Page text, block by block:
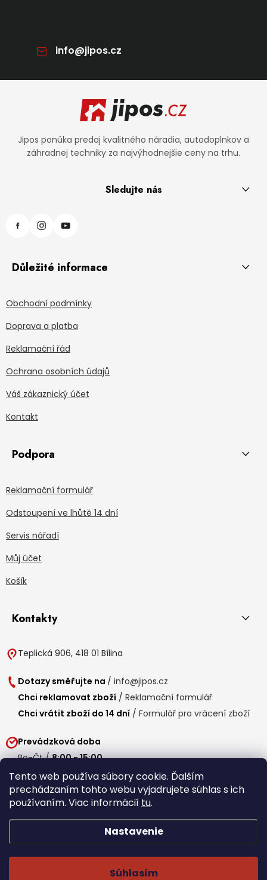
Tento web používa súbory cookie. Ďalším
prechádzaním tohto webu vyjadrujete súhlas s ich
používaním. Viac informácií tu.
Nastavenie
Súhlasím
info@jipos.cz
Jipos ponúka predaj kvalitného náradia, autodoplnkov a
záhradnej techniky za najvýhodnejšie ceny na trhu.
Sledujte nás
Důležité informace
Obchodní podmínky
Doprava a platba
Reklamační řád
Ochrana osobních údajů
Váš zákaznický účet
Kontakt
Podpora
Reklamační formulář
Odstoupení ve lhůtě 14 dní
Servis nářadí
Můj účet
Košík
Kontakty
Teplická 906, 418 01 Bílina
Dotazy směřujte na / info@jipos.cz
Chci reklamovat zboží / Reklamační formulář
Chci vrátit zboží do 14 dní / Formulář pro vrácení zboží
Prevádzková doba
Po-Čt /8:00 - 15:00
Pá / 7:30 - 14:30
Obedňajšia prestávka /11:00 - 11:30
Běží na Shoptet Premium/Webdesign mi-ma.cz
Copyright 2026
cookies